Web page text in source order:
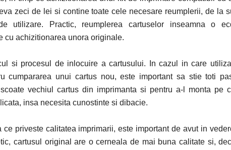
zeci de lei si contine toate cele necesare reumplerii, de la
utilizare. Practic, reumplerea cartuselor inseamna o
cu achizitionarea unora originale.
si procesul de inlocuire a cartusului. In cazul in care
cumpararea unui cartus nou, este important sa stie toti
vechiul cartus din imprimanta si pentru a-l monta pe
insa necesita cunostinte si dibacie.
priveste calitatea imprimarii, este important de avut in
cartusul original are o cerneala de mai buna calitate si,